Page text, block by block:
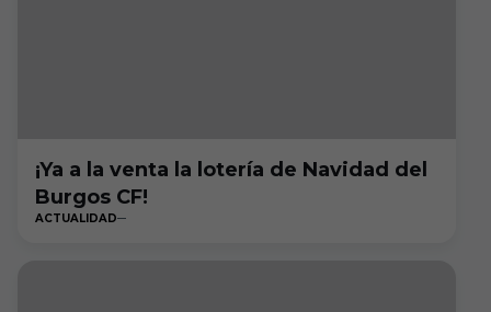
¡Ya a la venta la lotería de Navidad del
Burgos CF!
ACTUALIDAD